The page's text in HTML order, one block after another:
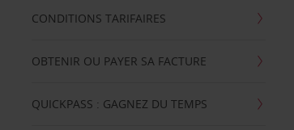
CONDITIONS TARIFAIRES
OBTENIR OU PAYER SA FACTURE
QUICKPASS : GAGNEZ DU TEMPS